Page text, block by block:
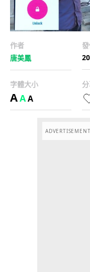
作者
唐美鳳
字體大小
AAA
ADVERTISEMENT